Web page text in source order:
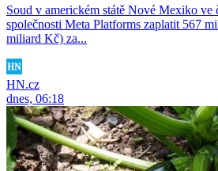
Soud v americkém státě Nové Mexiko
společnosti Meta Platforms zaplatit 567
miliard Kč) za...
HN.cz
dnes, 06:18